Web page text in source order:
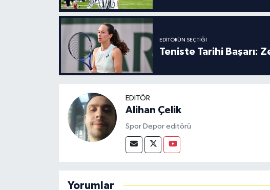
EDITÖRÜN SEÇTIĞI
Teniste Tarihi Başarı:
EDITÖR
Alihan Çelik
Spor Depor editörü
Yorumlar
Diğer Spor Dalları
Futbolcular